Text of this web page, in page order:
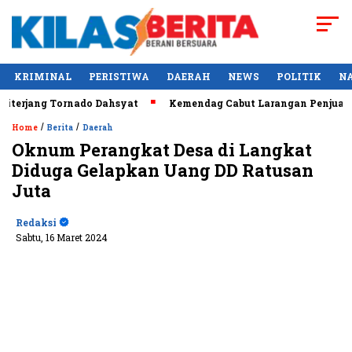
KRIMINAL PERISTIWA DAERAH NEWS POLITIK
Tornado Dahsyat Kemendag Cabut Larangan Penjualan
Home / Berita / Daerah
Oknum Perangkat Desa di Langkat
Diduga Gelapkan Uang DD Ratusan
Juta
Redaksi
Sabtu, 16 Maret 2024